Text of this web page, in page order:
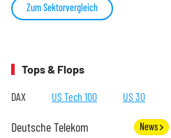
Zum Sektorvergleich
Tops & Flops
DAX US Tech 100 US 30
Deutsche Telekom News